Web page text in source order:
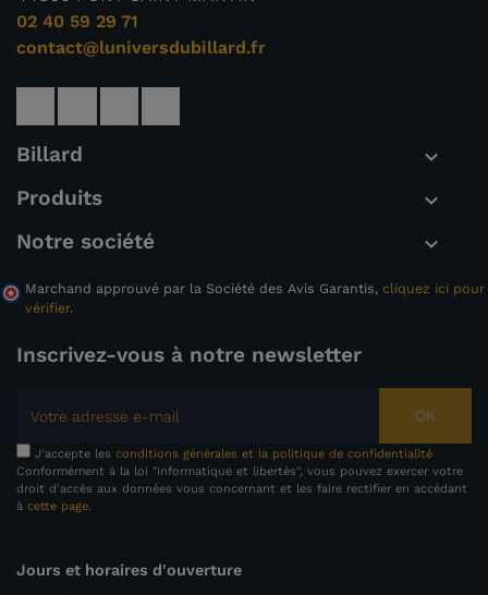
02 40 59 29 71
contact@luniversdubillard.fr
Billard 
Produits 
Notre société 
Marchand approuvé par la Société des Avis Garantis, cliquez ici pour
vérifier.
Inscrivez-vous à notre newsletter
OK
J'accepte les conditions générales et la politique de confidentialité
Conformément à la loi "informatique et libertés", vous pouvez exercer votre
droit d'accès aux données vous concernant et les faire rectifier en accédant
à cette page.
Jours et horaires d'ouverture